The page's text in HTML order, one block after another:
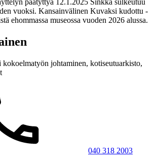
päätyttyä 12.1.2025 Sinkka sulkeutuu
vuoksi. Kansainvälinen Kuvaksi kudottu -
ehommassa museossa vuoden 2026 alussa.
kokoelmatyön johtaminen, kotiseutuarkisto,
040 318 2003